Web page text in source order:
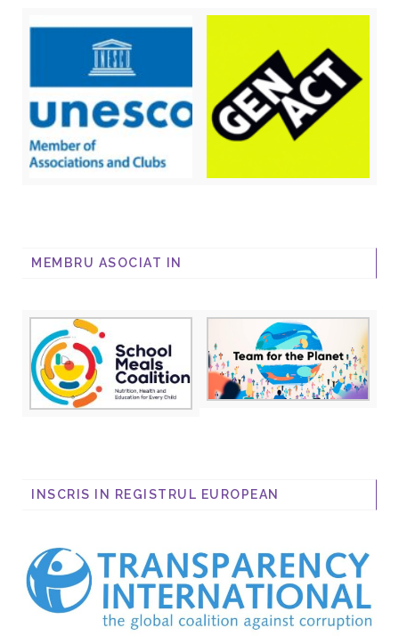
MEMBRU ASOCIAT IN
INSCRIS IN REGISTRUL EUROPEAN